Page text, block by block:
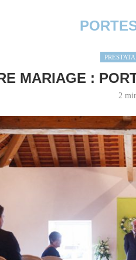
MARIAGE :
2